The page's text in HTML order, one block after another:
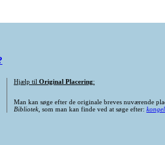
Hjælp til Original Placering:
Man kan søge efter de originale breves nuværende
Bibliotek, som man kan finde ved at søge efter: